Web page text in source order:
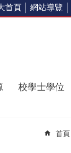
首頁 網站導覽
校學士學位
首頁